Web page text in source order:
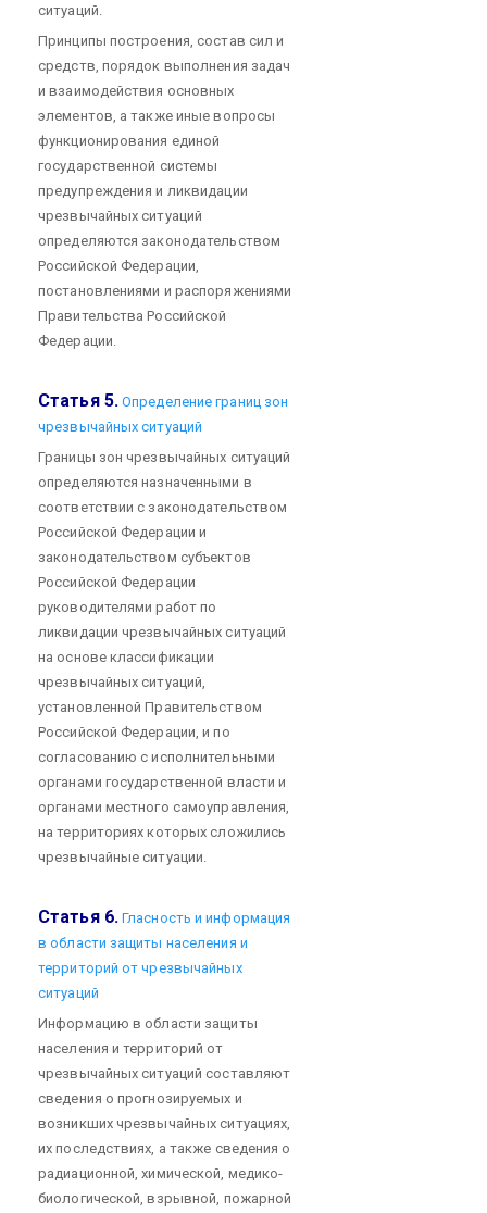
ситуаций.
Принципы построения, состав сил и
средств, порядок выполнения задач
и взаимодействия основных
элементов, а также иные вопросы
функционирования единой
государственной системы
предупреждения и ликвидации
чрезвычайных ситуаций
определяются законодательством
Российской Федерации,
постановлениями и распоряжениями
Правительства Российской
Федерации.
Статья 5. Определение границ зон
чрезвычайных ситуаций
Границы зон чрезвычайных ситуаций
определяются назначенными в
соответствии с законодательством
Российской Федерации и
законодательством субъектов
Российской Федерации
руководителями работ по
ликвидации чрезвычайных ситуаций
на основе классификации
чрезвычайных ситуаций,
установленной Правительством
Российской Федерации, и по
согласованию с исполнительными
органами государственной власти и
органами местного самоуправления,
на территориях которых сложились
чрезвычайные ситуации.
Статья 6. Гласность и информация
в области защиты населения и
территорий от чрезвычайных
ситуаций
Информацию в области защиты
населения и территорий от
чрезвычайных ситуаций составляют
сведения о прогнозируемых и
возникших чрезвычайных ситуациях,
их последствиях, а также сведения о
радиационной, химической, медико-
биологической, взрывной, пожарной